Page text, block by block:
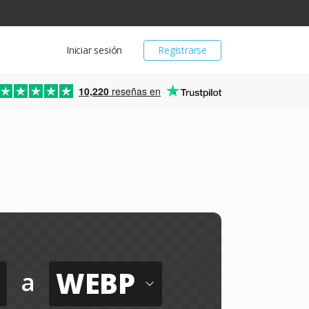
Registrarse
Iniciar sesión
10,220 reseñas en
a WEBP